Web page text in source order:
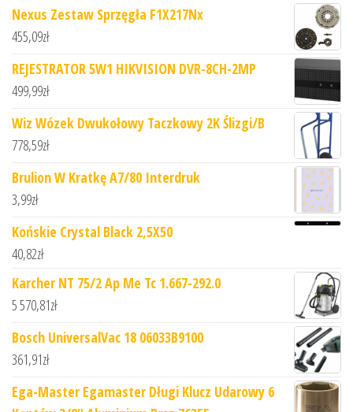
Nexus Zestaw Sprzęgła F1X217Nx
455,09zł
REJESTRATOR 5W1 HIKVISION DVR-8CH-2MP
499,99zł
Wiz Wózek Dwukołowy Taczkowy 2K Ślizgi/B
778,59zł
Brulion W Kratkę A7/80 Interdruk
3,99zł
Końskie Crystal Black 2,5X50
40,82zł
Karcher NT 75/2 Ap Me Tc 1.667-292.0
5 570,81zł
Bosch UniversalVac 18 06033B9100
361,91zł
Ega-Master Egamaster Długi Klucz Udarowy 6